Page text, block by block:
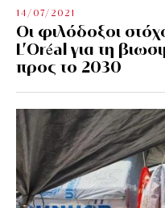
14/07/2021
Οι φιλόδοξοι
L’Oréal για τη
προς το 2030